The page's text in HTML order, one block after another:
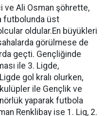
ve Ali Osman şöhrette,
futbolunda üst
oldular.En büyükleri
görülmese de
geçti. Gençliğinde
ile 3. Ligde,
gol kralı olurken,
ile Gençlik ve
yaparak futbola
Renklibay ise 1. Lig, 2.